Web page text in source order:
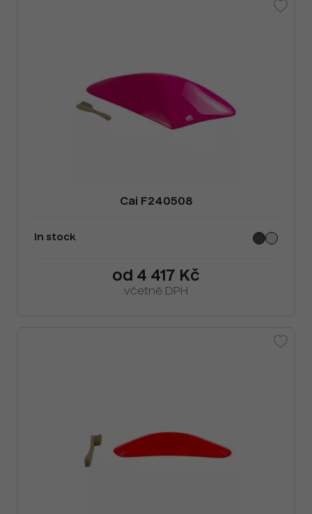
Cai F240508
In stock
od 4 417 Kč
včetně DPH